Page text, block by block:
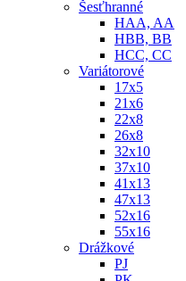
Šesťhranné
HAA, AA
HBB, BB
HCC, CC
Variátorové
17x5
21x6
22x8
26x8
32x10
37x10
41x13
47x13
52x16
55x16
Drážkové
PJ